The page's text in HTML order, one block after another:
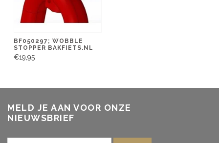
BF050297; WOBBLE
STOPPER BAKFIETS.NL
€19,95
MELD JE AAN VOOR ONZE
NIEUWSBRIEF